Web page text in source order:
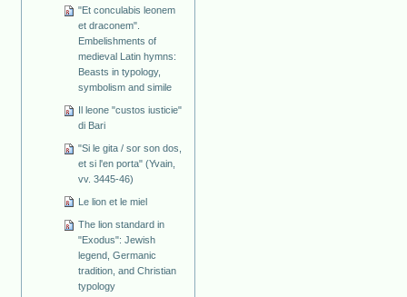
"Et conculabis leonem
et draconem".
Embelishments of
medieval Latin hymns:
Beasts in typology,
symbolism and simile
Il leone "custos iusticie"
di Bari
"Si le gita / sor son dos,
et si l'en porta" (Yvain,
vv. 3445-46)
Le lion et le miel
The lion standard in
"Exodus": Jewish
legend, Germanic
tradition, and Christian
typology